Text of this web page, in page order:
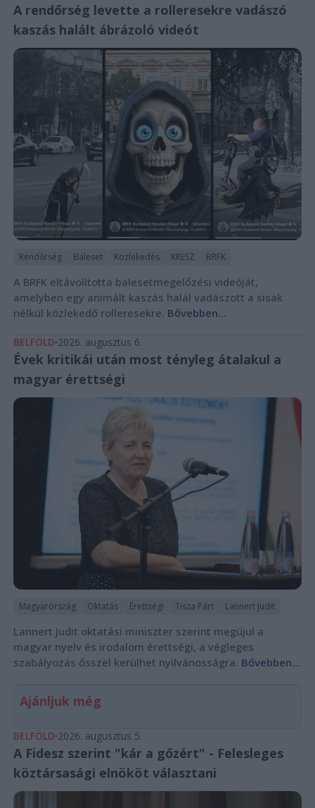
A rendőrség levette a rolleresekre vadászó
kaszás halált ábrázoló videót
Rendőrség Baleset Közlekedés KRESZ BRFK
A BRFK eltávolította balesetmegelőzési videóját,
amelyben egy animált kaszás halál vadászott a sisak
nélkül közlekedő rolleresekre. Bővebben...
BELFÖLD 2026. augusztus 6.
Évek kritikái után most tényleg átalakul a
magyar érettségi
Magyarország Oktatás Érettségi Tisza Párt Lannert Judit
Lannert Judit oktatási miniszter szerint megújul a
magyar nyelv és irodalom érettségi, a végleges
szabályozás ősszel kerülhet nyilvánosságra. Bővebben...
Ajánljuk még
BELFÖLD 2026. augusztus 5.
A Fidesz szerint "kár a gőzért" - Felesleges
köztársasági elnököt választani